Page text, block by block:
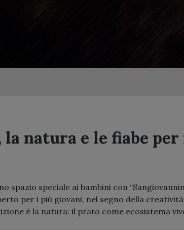
la natura e le fiabe per
spazio speciale ai bambini con
per i più giovani, nel segno della
è la natura: il prato come ecosistema